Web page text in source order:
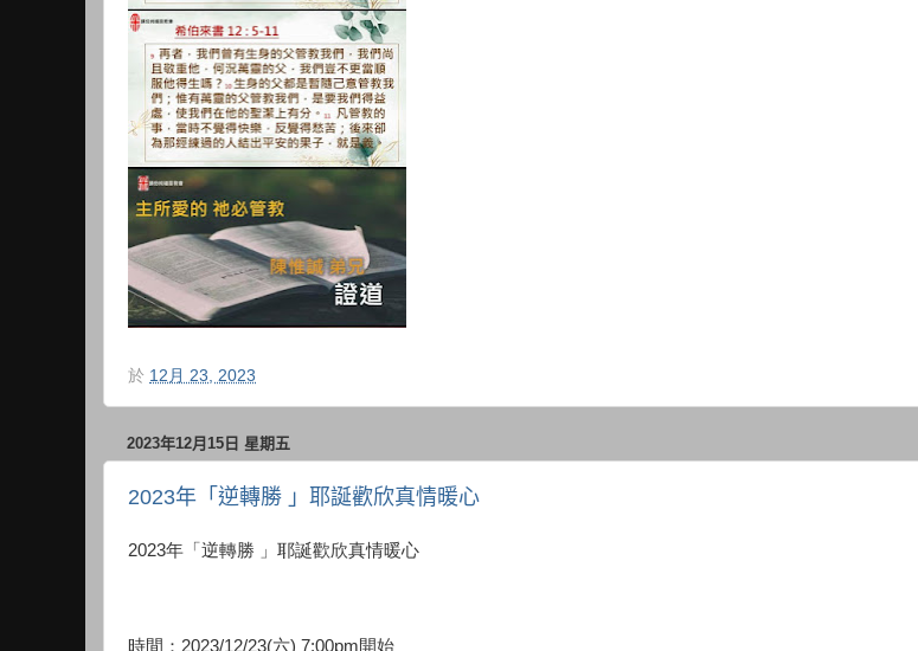
於 12月 23, 2023
2023年12月15日 星期五
2023年「逆轉勝 」耶誕歡欣真情暖心
2023年「逆轉勝 」耶誕歡欣真情暖心
時間：2023/12/23(六) 7:00pm開始